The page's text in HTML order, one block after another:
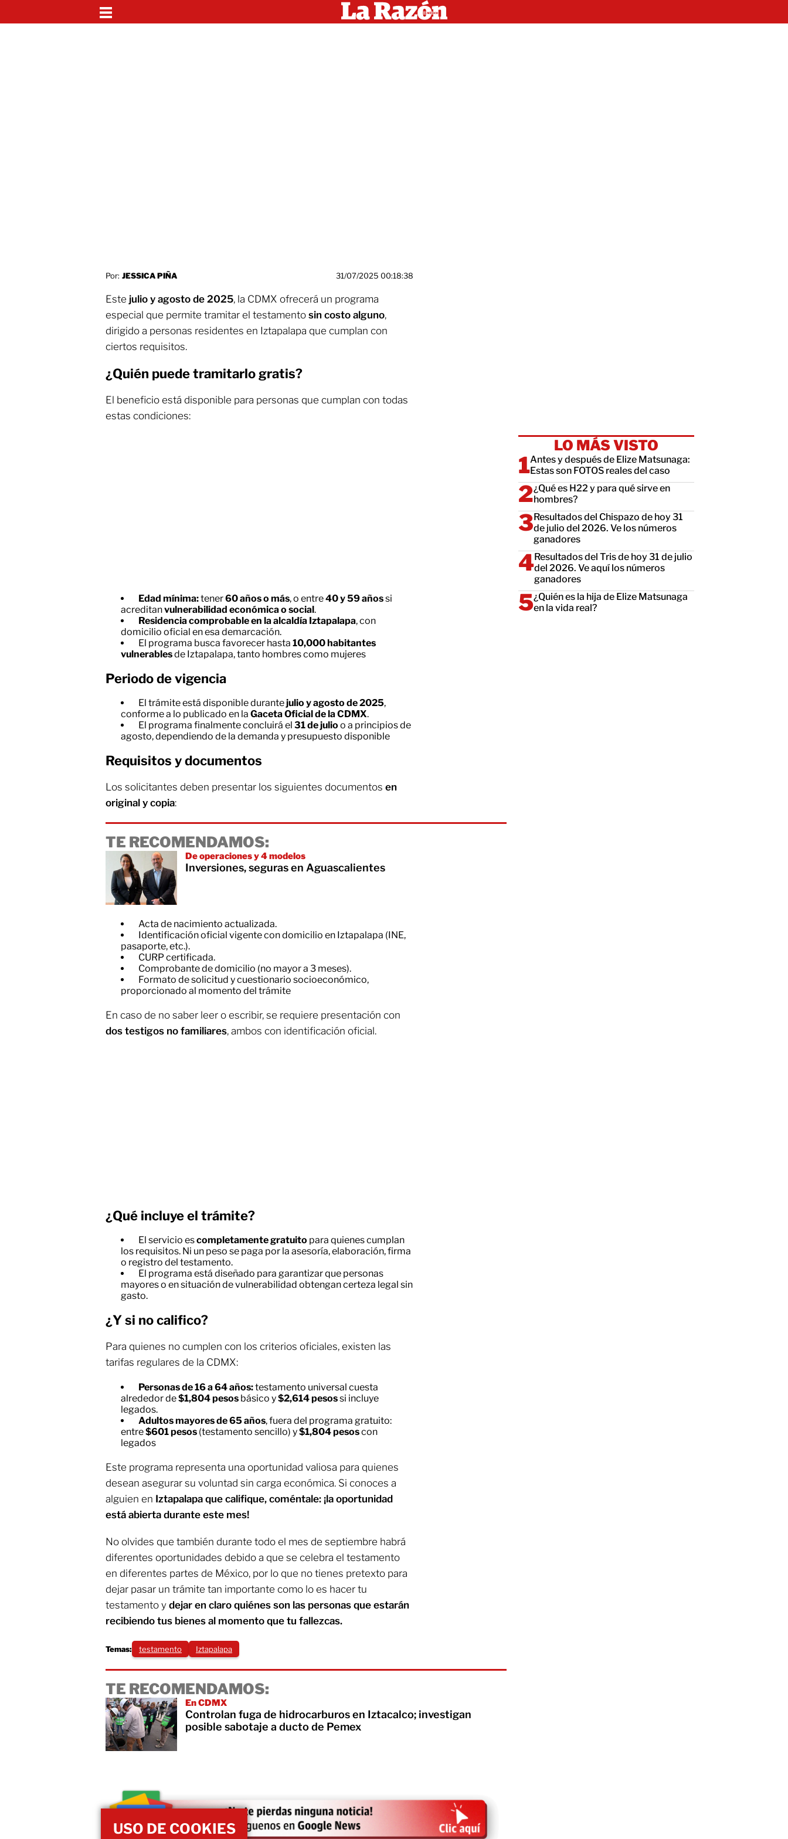
Por: JESSICA PIÑA 31/07/2025 00:18:38
Este julio y agosto de 2025, la CDMX ofrecerá un programa
especial que permite tramitar el testamento sin costo alguno,
dirigido a personas residentes en Iztapalapa que cumplan con
ciertos requisitos.
¿Quién puede tramitarlo gratis?
El beneficio está disponible para personas que cumplan con todas
estas condiciones:
Edad mínima:tener60 años o más, o entre40 y 59 añossi
acreditanvulnerabilidad económica o social.
Residencia comprobable en la alcaldía Iztapalapa, con
domicilio oficial en esa demarcación.
El programa busca favorecer hasta 10,000 habitantes
vulnerablesde Iztapalapa, tanto hombres como mujeres
Periodo de vigencia
El trámite está disponible durantejulio y agosto de 2025,
conforme a lo publicado en la Gaceta Oficial de la CDMX.
El programa finalmente concluirá el 31 de julio o a principios de
agosto, dependiendo de la demanda y presupuesto disponible
Requisitos y documentos
Los solicitantes deben presentar los siguientes documentos en
original y copia:
TE RECOMENDAMOS:
De operaciones y 4 modelos
Inversiones, seguras en Aguascalientes
Acta de nacimiento actualizada.
Identificación oficial vigente con domicilio en Iztapalapa (INE,
pasaporte, etc.).
CURP certificada.
Comprobante de domicilio (no mayor a 3 meses).
Formato de solicitud y cuestionario socioeconómico,
proporcionado al momento del trámite
En caso de no saber leer o escribir, se requiere presentación con
dos testigos no familiares, ambos con identificación oficial.
¿Qué incluye el trámite?
El servicio escompletamente gratuito para quienes cumplan
los requisitos. Ni un peso se paga por la asesoría, elaboración, firma
o registro del testamento.
El programa está diseñado para garantizar que personas
mayores o en situación de vulnerabilidad obtengan certeza legal sin
gasto.
¿Y si no califico?
Para quienes no cumplen con los criterios oficiales, existen las
tarifas regulares de la CDMX:
Personas de 16 a 64 años:testamento universal cuesta
alrededor de$1,804 pesos básico y$2,614 pesossi incluye
legados.
Adultos mayores de 65 años, fuera del programa gratuito:
entre$601 pesos (testamento sencillo) y$1,804 pesoscon
legados
Este programa representa una oportunidad valiosa para quienes
desean asegurar su voluntad sin carga económica. Si conoces a
alguien en Iztapalapa que califique, coméntale: ¡la oportunidad
está abierta durante este mes!
No olvides que también durante todo el mes de septiembre habrá
diferentes oportunidades debido a que se celebra el testamento
en diferentes partes de México, por lo que no tienes pretexto para
dejar pasar un trámite tan importante como lo es hacer tu
testamento y dejar en claro quiénes son las personas que estarán
recibiendo tus bienes al momento que tu fallezcas.
Temas: testamento Iztapalapa
TE RECOMENDAMOS:
En CDMX
Controlan fuga de hidrocarburos en Iztacalco; investigan
posible sabotaje a ducto de Pemex
LO MÁS VISTO
Antes y después de Elize Matsunaga:
Estas son FOTOS reales del caso
¿Qué es H22 y para qué sirve en
hombres?
Resultados del Chispazo de hoy 31
de julio del 2026. Ve los números
ganadores
Resultados del Tris de hoy 31 de julio
del 2026. Ve aquí los números
ganadores
¿Quién es la hija de Elize Matsunaga
en la vida real?
USO DE COOKIES